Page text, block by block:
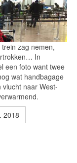
zag nemen,
In
een foto want twee
wat handbagage
naar West-
2018